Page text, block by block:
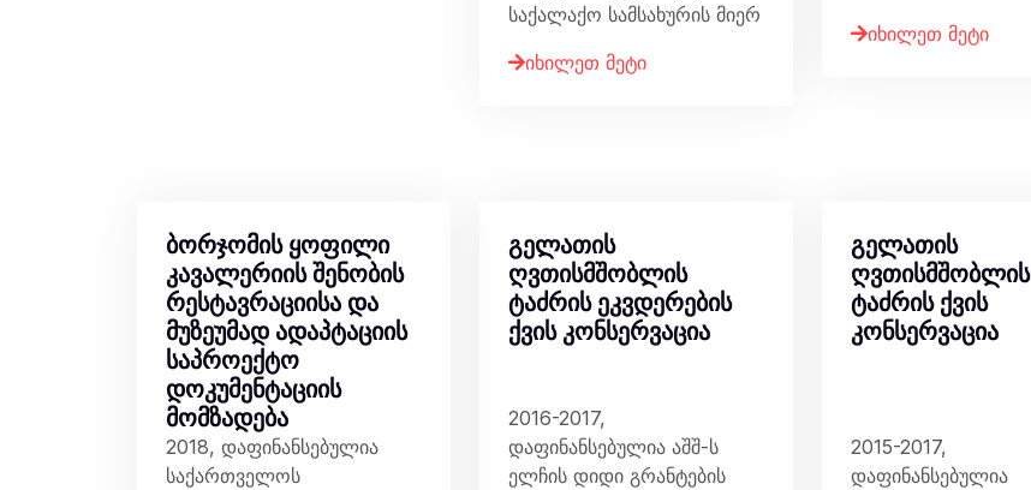
საქალაქო სამსახურის მიერ
იხილეთ მეტი
იხილეთ მეტი
ბორჯომის ყოფილი
კავალერიის შენობის
რესტავრაციისა და
მუზეუმად ადაპტაციის
საპროექტო
დოკუმენტაციის
მომზადება
2018, დაფინანსებულია
საქართველოს
გელათის
ღვთისმშობლის
ტაძრის ეკვდერების
ქვის კონსერვაცია
2016-2017,
დაფინანსებულია აშშ-ს
ელჩის დიდი გრანტების
გელათის
ღვთისმშობლის
ტაძრის ქვის
კონსერვაცია
2015-2017,
დაფინანსებულია